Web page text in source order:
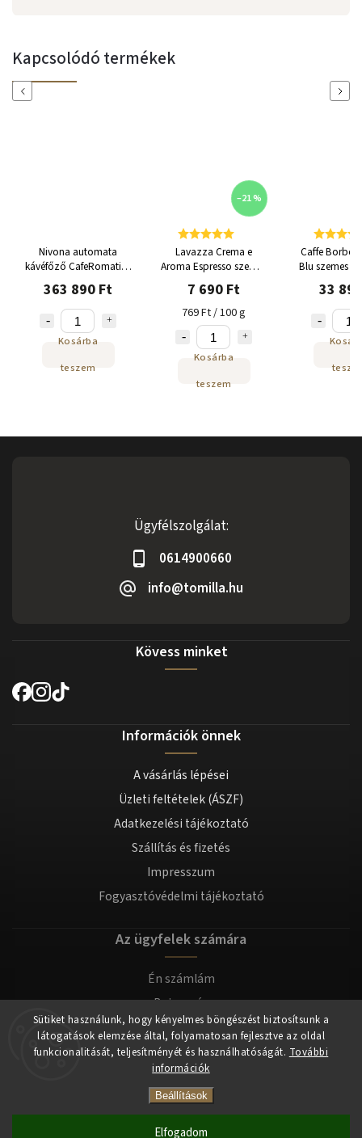
Sütiket használunk, hogy kényelmes böngészést biztosítsunk a
látogatások elemzése által, folyamatosan fejlesztve az oldal
funkcionalitását, teljesítményét és használhatóságát. További
információk
Beállítások
Elfogadom
Kapcsolódó termékek
Previous
Nivona automata
kávéfőző CafeRomatica
NICR 795
Titanium/Chrom
363 890 Ft
Kosárba
teszem
–21 %
Lavazza Crema e
Aroma Espresso szemes
kávé 1 kg
7 690 Ft
769 Ft / 100 g
Kosárba
teszem
Caffe
Blu szemes
33
Next
Ügyfélszolgálat:
0614900660
info@tomilla.hu
Kövess minket
Információk önnek
A vásárlás lépései
Üzleti feltételek (ÁSZF)
Adatkezelési tájékoztató
Szállítás és fizetés
Impresszum
Fogyasztóvédelmi tájékoztató
Az ügyfelek számára
Én számlám
Bejegyzés
Bejelentkezés
Copyright 2026tomilla.hu. Minden jog fenntartva.